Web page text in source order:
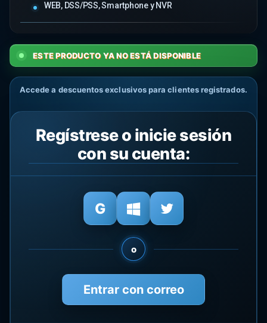
WEB, DSS/PSS, Smartphone y NVR
ESTE PRODUCTO YA NO ESTÁ DISPONIBLE
Accede a descuentos exclusivos para clientes registrados.
Regístrese o inicie sesión
con su cuenta:
o
Entrar con correo